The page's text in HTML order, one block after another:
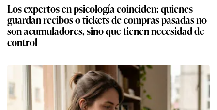
Los expertos en psicología coinciden: quienes
guardan recibos o tickets de compras pasadas no
son acumuladores, sino que tienen necesidad de
control